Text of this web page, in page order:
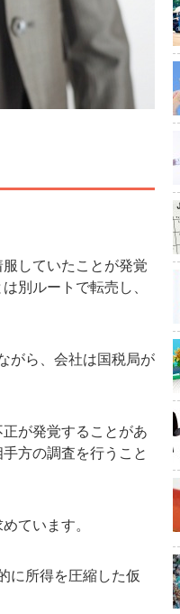
していたことが発覚
別ルートで転売し、
がら、会社は国税局が
が発覚することがあ
方の調査を行うこと
ています。
に所得を圧縮した仮